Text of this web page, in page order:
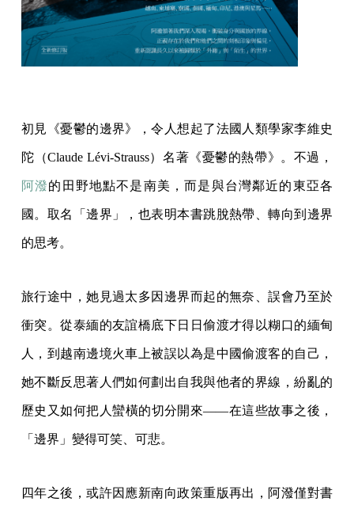
初見《憂鬱的邊界》，令人想起了法國人類學家李維史
陀（Claude Lévi-Strauss）名著《憂鬱的熱帶》。不過，
阿潑的田野地點不是南美，而是與台灣鄰近的東亞各
國。取名「邊界」，也表明本書跳脫熱帶、轉向到邊界
的思考。
旅行途中，她見過太多因邊界而起的無奈、誤會乃至於
衝突。從泰緬的友誼橋底下日日偷渡才得以糊口的緬甸
人，到越南邊境火車上被誤以為是中國偷渡客的自己，
她不斷反思著人們如何劃出自我與他者的界線，紛亂的
歷史又如何把人蠻橫的切分開來——在這些故事之後，
「邊界」變得可笑、可悲。
四年之後，或許因應新南向政策重版再出，阿潑僅對書